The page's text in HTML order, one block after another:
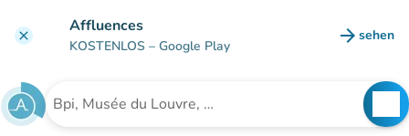
clear Affluences
KOSTENLOS – Google Play arrow_forward sehen
(new
Suche nach einer Einrichtung